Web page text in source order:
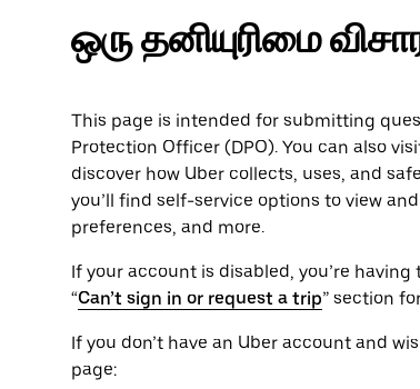
ஒரு தனியுரிமை
This page is intended for submitting
Protection Officer (​​DPO). You can also
discover how Uber collects, uses, and
you’ll find self-service options to view
preferences, and more.
If your account is disabled, you’re
“Can’t sign in or request a trip” section
If you don’t have an Uber account and
page: